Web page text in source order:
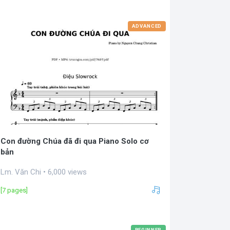
ADVANCED
Con đường Chúa đã đi qua Piano Solo cơ
bản
Lm. Văn Chi • 6,000 views
[7 pages]